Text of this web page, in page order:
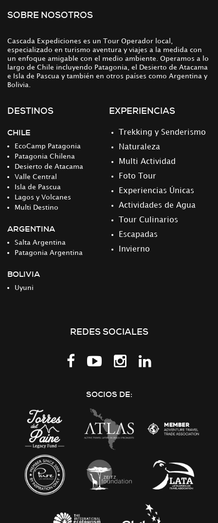
SOBRE NOSOTROS
Cascada Expediciones es un Tour Operador local,
especializado en turismo aventura y viajes a la medida con
un enfoque amigable con el medio ambiente. Operamos a lo
largo de Chile incluyendo Patagonia, el Desierto de Atacama
e Isla de Pascua y también en otros países como Argentina y
Bolivia.
DESTINOS
CHILE
EcoCamp Patagonia
Patagonia Chilena
Desierto de Atacama
Valle Central
Isla de Pascua
Lagos y Volcanes
Multi Destino
ARGENTINA
Salta Argentina
Patagonia Argentina
BOLIVIA
Uyuni
EXPERIENCIAS
Trekking y Senderismo
Naturaleza
Multi Actividad
Foto Tour
Experiencias Únicas
Actividades de Agua
Tour Culinarios
Escapadas
Invierno
REDES SOCIALES
Síguenos
SOCIOS DE: